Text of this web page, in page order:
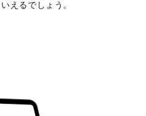
えるでしょう。